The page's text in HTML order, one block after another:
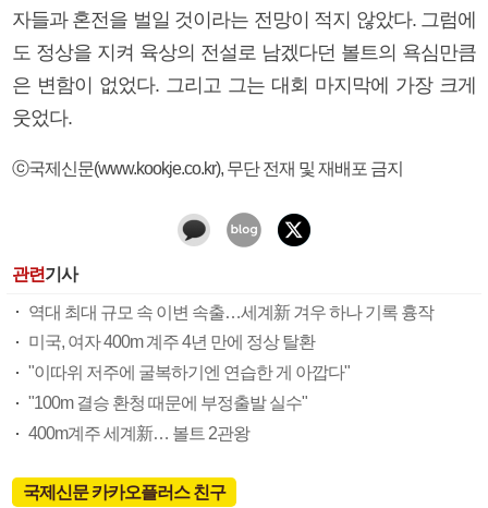
자들과 혼전을 벌일 것이라는 전망이 적지 않았다. 그럼에
도 정상을 지켜 육상의 전설로 남겠다던 볼트의 욕심만큼
은 변함이 없었다. 그리고 그는 대회 마지막에 가장 크게
웃었다.
ⓒ국제신문(www.kookje.co.kr), 무단 전재 및 재배포 금지
관련기사
역대 최대 규모 속 이변 속출…세계新 겨우 하나 기록 흉작
미국, 여자 400m 계주 4년 만에 정상 탈환
"이따위 저주에 굴복하기엔 연습한 게 아깝다"
"100m 결승 환청 때문에 부정출발 실수"
400m계주 세계新… 볼트 2관왕
국제신문 카카오플러스 친구